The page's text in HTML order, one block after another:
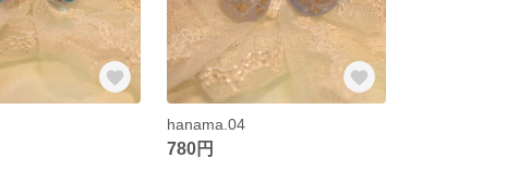
hanama.04
780円